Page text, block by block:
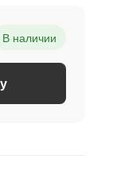
В наличии